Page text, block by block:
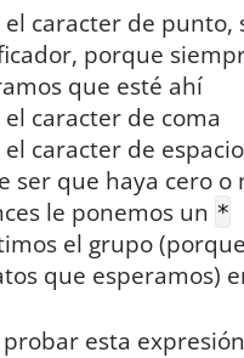
el caracter de punto,
porque
que esté ahí
el caracter de coma
el caracter de
ser que haya cero o
le ponemos un *
el grupo
que esperamos)
probar esta